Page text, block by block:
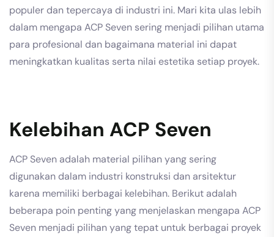
populer dan tepercaya di industri ini. Mari kita ulas lebih
dalam mengapa ACP Seven sering menjadi pilihan utama
para profesional dan bagaimana material ini dapat
meningkatkan kualitas serta nilai estetika setiap proyek.
Kelebihan ACP Seven
ACP Seven adalah material pilihan yang sering
digunakan dalam industri konstruksi dan arsitektur
karena memiliki berbagai kelebihan. Berikut adalah
beberapa poin penting yang menjelaskan mengapa ACP
Seven menjadi pilihan yang tepat untuk berbagai proyek